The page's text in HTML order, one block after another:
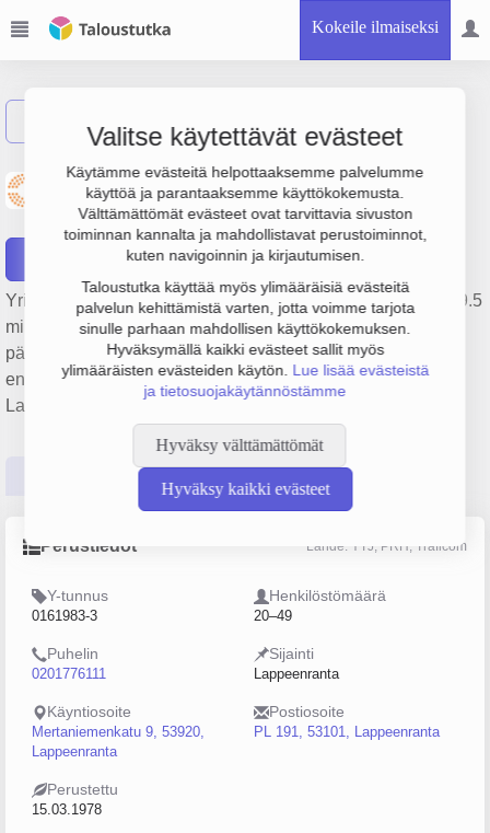
Kokeile ilmaiseksi
Valitse käytettävät evästeet
Käytämme evästeitä helpottaaksemme palvelumme
käyttöä ja parantaaksemme käyttökokemusta.
Välttämättömät evästeet ovat tarvittavia sivuston
toiminnan kannalta ja mahdollistavat perustoiminnot,
kuten navigoinnin ja kirjautumisen.
Taloustutka käyttää myös ylimääräisiä evästeitä
palvelun kehittämistä varten, jotta voimme tarjota
sinulle parhaan mahdollisen käyttökokemuksen.
Hyväksymällä kaikki evästeet sallit myös
ylimääräisten evästeiden käytön. Lue lisää evästeistä
ja tietosuojakäytännöstämme
Hyväksy välttämättömät
Hyväksy kaikki evästeet
Lappeenrannan
Lämpövoima Oy
Yrityksen Lappeenrannan Lämpövoima Oy liikevaihto on 19.5
milj. €, tulos 1.9 milj. € ja henkilöstömäärä 45. Sen
päätoimiala on Sähkön tuotanto uusiutumattomilla
energialähteillä, perustamisvuosi 1978 ja sijainti
Lappeenranta. Yrityksen yhtiömuoto Osakeyhtiö (OY).
Päättäjätiedot
Perustiedot Lähde: YTJ, PRH, Traficom
Y-tunnus
0161983-3
Henkilöstömäärä
20–49
Puhelin
0201776111
Sijainti
Lappeenranta
Käyntiosoite
Mertaniemenkatu 9, 53920,
Lappeenranta
Postiosoite
PL 191, 53101, Lappeenranta
Perustettu
15.03.1978